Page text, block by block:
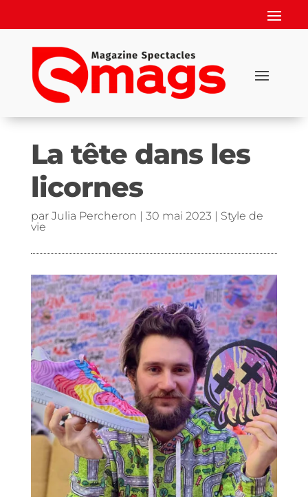
La tête dans les
licornes
par Julia Percheron | 30 mai 2023 | Style de
vie